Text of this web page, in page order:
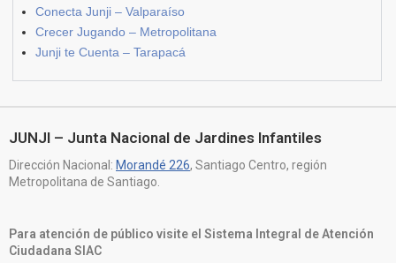
Conecta Junji – Valparaíso
Crecer Jugando – Metropolitana
Junji te Cuenta – Tarapacá
JUNJI – Junta Nacional de Jardines Infantiles
Dirección Nacional: Morandé 226, Santiago Centro, región
Metropolitana de Santiago.
Para atención de público visite el Sistema Integral de Atención
Ciudadana SIAC